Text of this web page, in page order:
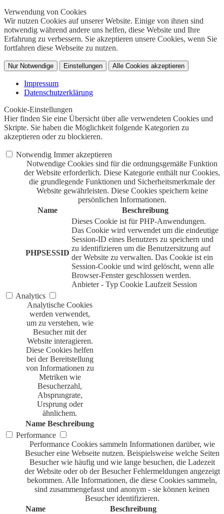
Verwendung von Cookies
Wir nutzen Cookies auf unserer Website. Einige von ihnen sind
notwendig während andere uns helfen, diese Website und Ihre
Erfahrung zu verbessern. Sie akzeptieren unsere Cookies, wenn Sie
fortfahren diese Webseite zu nutzen.
Nur Notwendige Einstellungen Alle Cookies akzeptieren
Impressum
Datenschutzerklärung
Cookie-Einstellungen
Hier finden Sie eine Übersicht über alle verwendeten Cookies und
Skripte. Sie haben die Möglichkeit folgende Kategorien zu
akzeptieren oder zu blockieren.
Notwendig Immer akzeptieren
Notwendige Cookies sind für die ordnungsgemäße Funktion
der Website erforderlich. Diese Kategorie enthält nur Cookies,
die grundlegende Funktionen und Sicherheitsmerkmale der
Website gewährleisten. Diese Cookies speichern keine
persönlichen Informationen.
Name
Beschreibung
PHPSESSID
Dieses Cookie ist für PHP-Anwendungen.
Das Cookie wird verwendet um die eindeutige
Session-ID eines Benutzers zu speichern und
zu identifizieren um die Benutzersitzung auf
der Website zu verwalten. Das Cookie ist ein
Session-Cookie und wird gelöscht, wenn alle
Browser-Fenster geschlossen werden.
Anbieter - Typ Cookie Laufzeit Session
Analytics
Analytische Cookies
werden verwendet,
um zu verstehen, wie
Besucher mit der
Website interagieren.
Diese Cookies helfen
bei der Bereitstellung
von Informationen zu
Metriken wie
Besucherzahl,
Absprungrate,
Ursprung oder
ähnlichem.
Name Beschreibung
Performance
Performance Cookies sammeln Informationen darüber, wie
Besucher eine Webseite nutzen. Beispielsweise welche Seiten
Besucher wie häufig und wie lange besuchen, die Ladezeit
der Website oder ob der Besucher Fehlermeldungen angezeigt
bekommen. Alle Informationen, die diese Cookies sammeln,
sind zusammengefasst und anonym - sie können keinen
Besucher identifizieren.
Name
Beschreibung